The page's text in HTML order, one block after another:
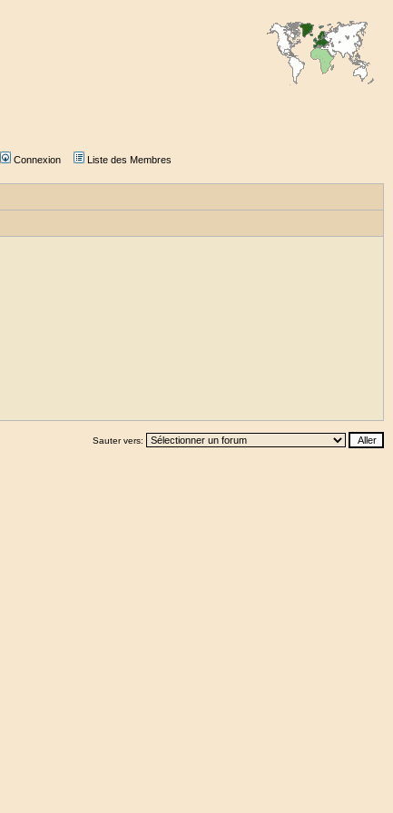
Connexion Liste des Membres
Sauter vers: